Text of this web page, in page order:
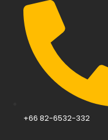
+66 82-6532-332